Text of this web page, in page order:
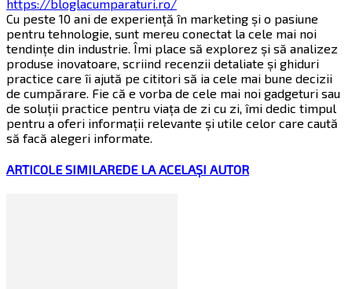
https://bloglacumparaturi.ro/
Cu peste 10 ani de experiență în marketing și o pasiune
pentru tehnologie, sunt mereu conectat la cele mai noi
tendințe din industrie. Îmi place să explorez și să analizez
produse inovatoare, scriind recenzii detaliate și ghiduri
practice care îi ajută pe cititori să ia cele mai bune decizii
de cumpărare. Fie că e vorba de cele mai noi gadgeturi sau
de soluții practice pentru viața de zi cu zi, îmi dedic timpul
pentru a oferi informații relevante și utile celor care caută
să facă alegeri informate.
ARTICOLE SIMILAREDE LA ACELAȘI AUTOR